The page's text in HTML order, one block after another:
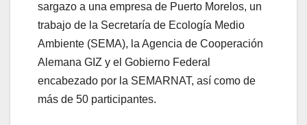
sargazo a una empresa de Puerto Morelos, un
trabajo de la Secretaría de Ecología Medio
Ambiente (SEMA), la Agencia de Cooperación
Alemana GIZ y el Gobierno Federal
encabezado por la SEMARNAT, así como de
más de 50 participantes.